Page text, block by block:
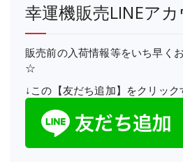
幸運機販売LINEア
販売前の入荷情報等をいち早く
☆
↓この【友だち追加】をクリック